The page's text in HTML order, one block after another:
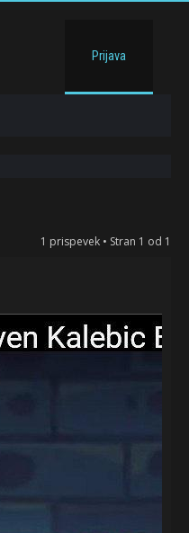
Prijava
1 prispevek • Stran 1 od 1